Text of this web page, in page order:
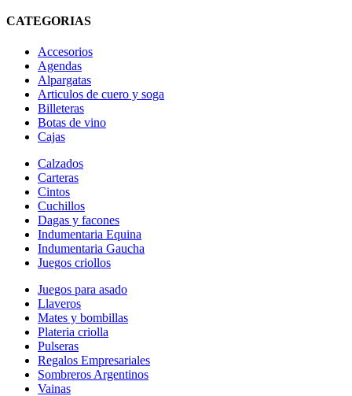
CATEGORIAS
Accesorios
Agendas
Alpargatas
Articulos de cuero y soga
Billeteras
Botas de vino
Cajas
Calzados
Carteras
Cintos
Cuchillos
Dagas y facones
Indumentaria Equina
Indumentaria Gaucha
Juegos criollos
Juegos para asado
Llaveros
Mates y bombillas
Plateria criolla
Pulseras
Regalos Empresariales
Sombreros Argentinos
Vainas